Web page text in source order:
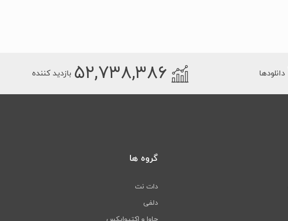
دانلودها ۵۲,۷۳۸,۳۸۶ بازدید کننده
گروه ها
دات نت
دلفی